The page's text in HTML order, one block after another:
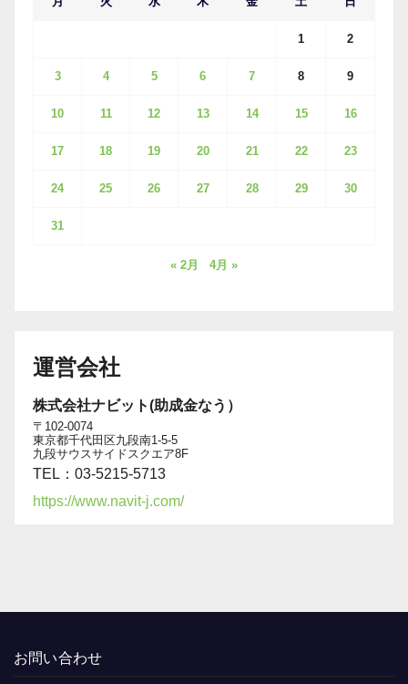
1 2
3 4 5 6 7 8 9
10 11 12 13 14 15 16
17 18 19 20 21 22 23
24 25 26 27 28 29 30
31
« 2月 4月 »
運営会社
株式会社ナビット(助成金なう）
〒102-0074
東京都千代田区九段南1-5-5
九段サウスサイドスクエア8F
TEL：03-5215-5713
https://www.navit-j.com/
お問い合わせ